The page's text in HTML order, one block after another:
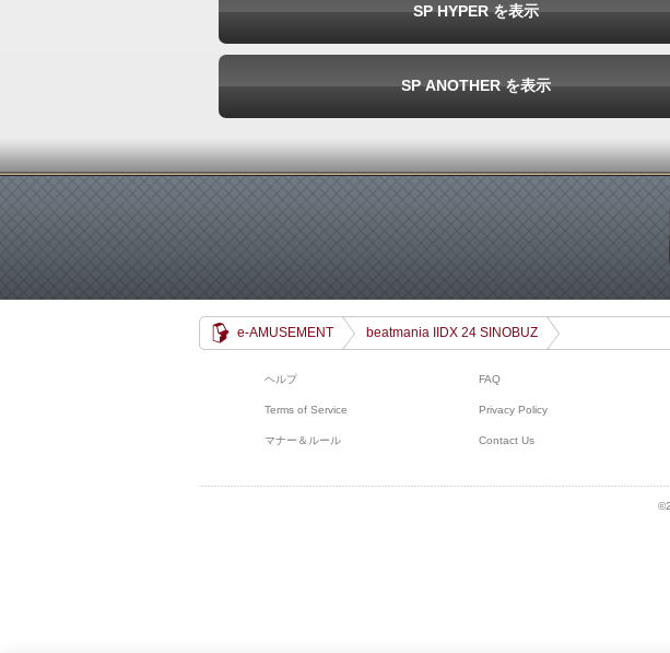
e-AMUSEMENT beatmania IIDX 24 SINOBUZ
ヘルプ FAQ
Terms of Service Privacy Policy
マナー＆ルール Contact Us